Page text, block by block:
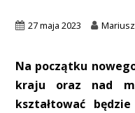
27 maja 2023 Mariusz
Na początku
kraju oraz nad
kształtować